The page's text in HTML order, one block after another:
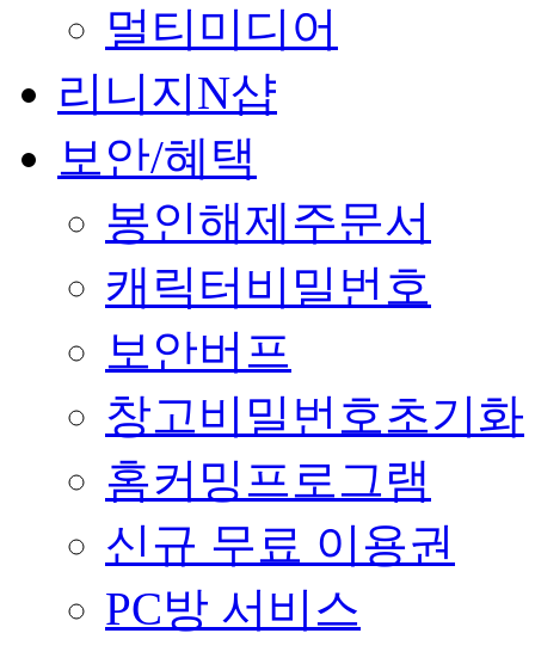
멀티미디어
리니지N샵
보안/혜택
봉인해제주문서
캐릭터비밀번호
보안버프
창고비밀번호초기화
홈커밍프로그램
신규 무료 이용권
PC방 서비스